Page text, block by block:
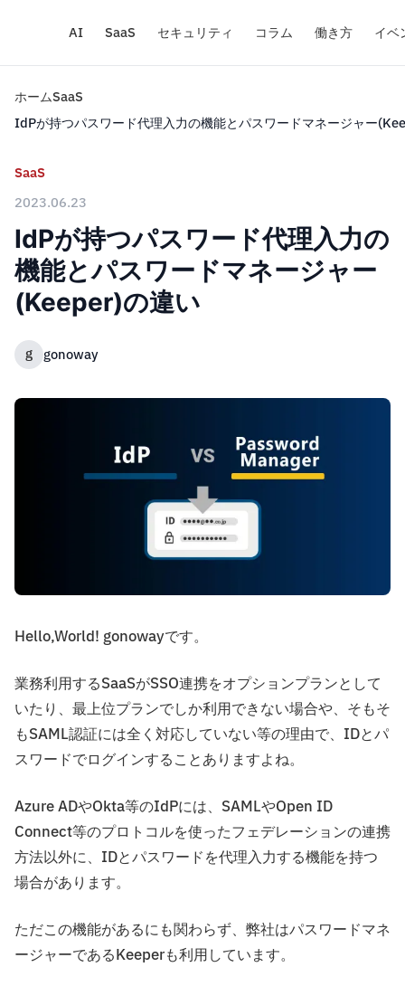
AI SaaS セキュリティ コラム 働き方 イベ
ホームSaaS
IdPが持つパスワード代理入力の機能とパスワードマネージャー
SaaS
2023.06.23
IdPが持つパスワード代理入力の
機能とパスワードマネージャー
(Keeper)の違い
g gonoway
Hello,World! gonowayです。
業務利用するSaaSがSSO連携をオプションプランとして
いたり、最上位プランでしか利用できない場合や、そもそ
もSAML認証には全く対応していない等の理由で、IDとパ
スワードでログインすることありますよね。
Azure ADやOkta等のIdPには、SAMLやOpen ID
Connect等のプロトコルを使ったフェデレーションの連携
方法以外に、IDとパスワードを代理入力する機能を持つ
場合があります。
ただこの機能があるにも関わらず、弊社はパスワードマネ
ージャーであるKeeperも利用しています。